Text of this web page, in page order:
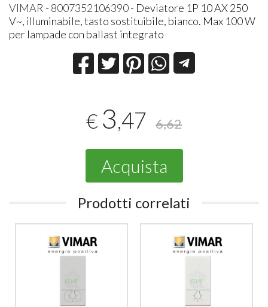
VIMAR - 8007352106390 - Deviatore 1P 10 AX 250
V~, illuminabile, tasto sostituibile, bianco. Max 100 W
per lampade con ballast integrato
€ 3,47 6,62
Acquista
Prodotti correlati